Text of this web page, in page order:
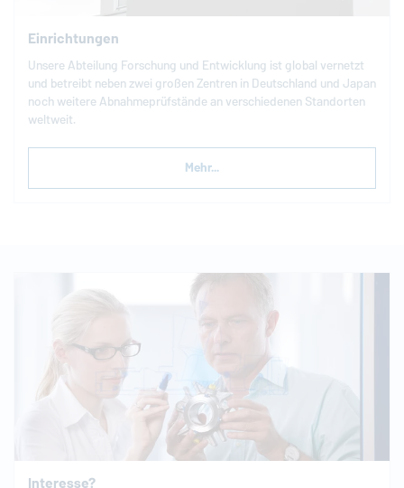
Einrichtungen
Unsere Abteilung Forschung und Entwicklung ist global vernetzt
und betreibt neben zwei großen Zentren in Deutschland und Japan
noch weitere Abnahmeprüfstände an verschiedenen Standorten
weltweit.
Mehr...
Interesse?